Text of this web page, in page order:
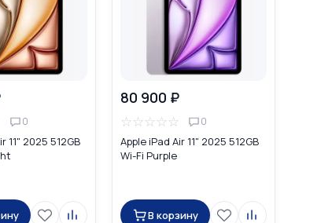
0
11" 2025 512GB
80 900 ₽
☆☆☆☆☆ 0
Apple iPad Air 11" 2025 512GB
Wi-Fi Purple
В корзину